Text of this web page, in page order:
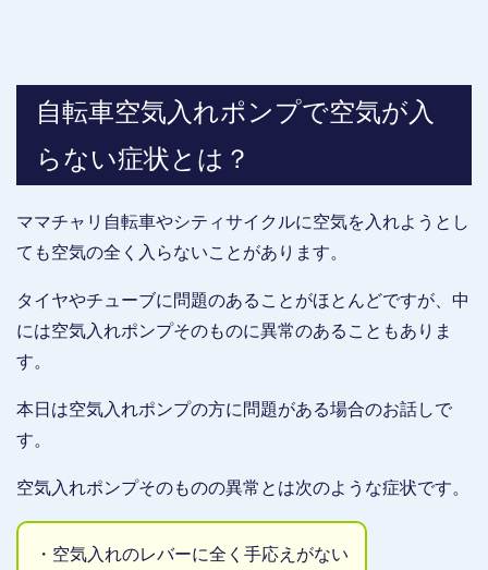
自転車空気入れポンプで空気が入
らない症状とは？
ママチャリ自転車やシティサイクルに空気を入れようとし
ても空気の全く入らないことがあります。
タイヤやチューブに問題のあることがほとんどですが、中
には空気入れポンプそのものに異常のあることもありま
す。
本日は空気入れポンプの方に問題がある場合のお話しで
す。
空気入れポンプそのものの異常とは次のような症状です。
・空気入れのレバーに全く手応えがない